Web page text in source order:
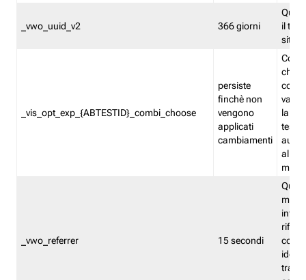
_vwo_uuid_v2 366 giorni
il
sito
_vis_opt_exp_{ABTESTID}_combi_choose
persiste
finchè non
vengono
applicati
cambiamenti
che
la
test.
_vwo_referrer 15 secondi